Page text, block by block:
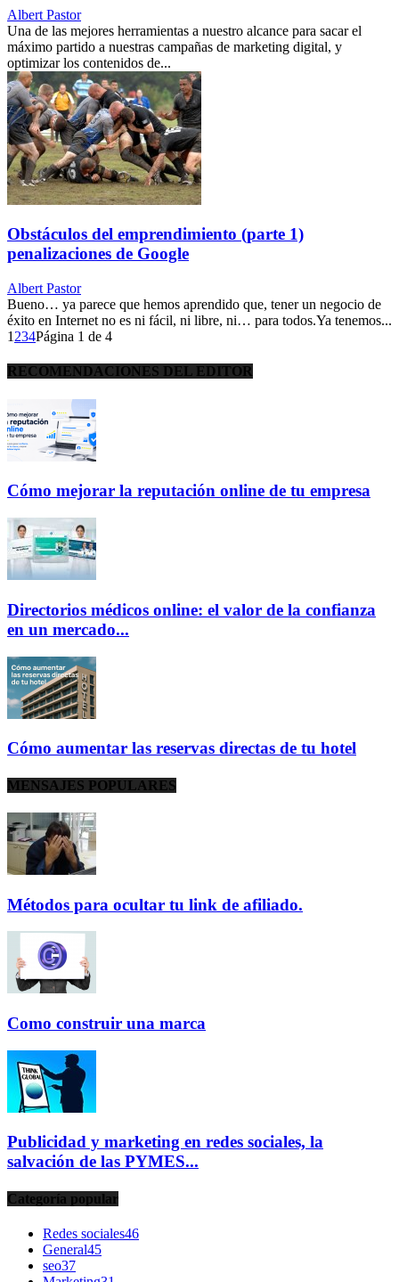
Albert Pastor
Una de las mejores herramientas a nuestro alcance para sacar el
máximo partido a nuestras campañas de marketing digital, y
optimizar los contenidos de...
Obstáculos del emprendimiento (parte 1)
penalizaciones de Google
Albert Pastor
Bueno… ya parece que hemos aprendido que, tener un negocio de
éxito en Internet no es ni fácil, ni libre, ni… para todos.Ya tenemos...
1 234Página 1 de 4
RECOMENDACIONES DEL EDITOR
Cómo mejorar la reputación online de tu empresa
Directorios médicos online: el valor de la confianza
en un mercado...
Cómo aumentar las reservas directas de tu hotel
MENSAJES POPULARES
Métodos para ocultar tu link de afiliado.
Como construir una marca
Publicidad y marketing en redes sociales, la
salvación de las PYMES...
Categoría popular
Redes sociales46
General45
seo37